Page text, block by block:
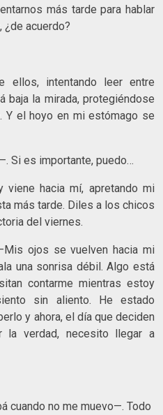
más tarde para hablar
acuerdo?
ellos, intentando leer entre
baja la mirada, protegiéndose
Y el hoyo en mi estómago se
Si es importante, puedo…
hacia mí, apretando mi
más tarde. Diles a los chicos
del viernes.
ojos se vuelven hacia mi
una sonrisa débil. Algo está
contarme mientras estoy
sin aliento. He estado
y ahora, el día que deciden
la verdad, necesito llegar a
cuando no me muevo—. Todo